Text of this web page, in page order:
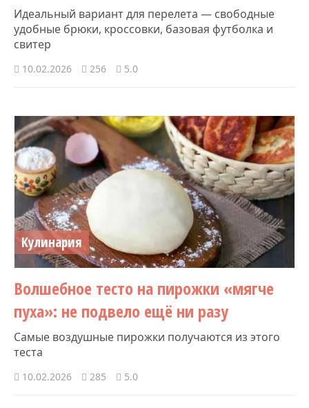
Идеальный вариант для перелета — свободные
удобные брюки, кроссовки, базовая футболка и
свитер
10.02.2026 256 5.0
Кулинария
Волшебное тесто на пирожки «мягче
пуха»: не подвело ещё ни разу
Самые воздушные пирожки получаются из этого
теста
10.02.2026 285 5.0